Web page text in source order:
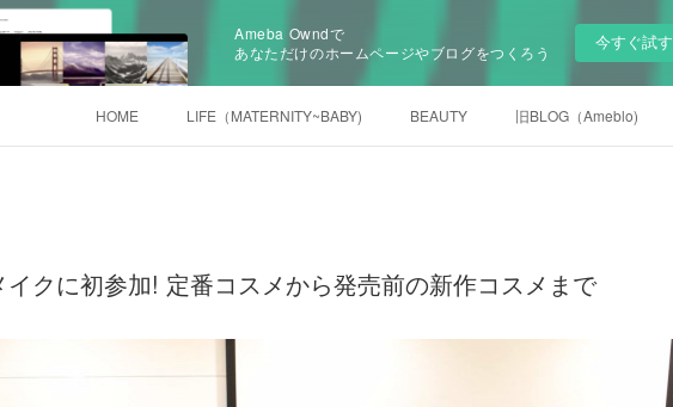
Ameba Owndで
あなただけのホームページやブログをつくろう
今すぐ試す
HOME LIFE（MATERNITY~BABY) BEAUTY 旧BLOG（Ameblo)
クに初参加! 定番コスメから発売前の新作コスメまで